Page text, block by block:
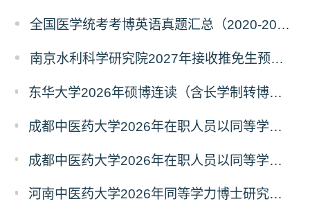
全国医学统考考博英语真题汇总（2020-2026年）
南京水利科学研究院2027年接收推免生预报名公告
东华大学2026年硕博连读（含长学制转博）博士研究生拟录取名单公示
成都中医药大学2026年在职人员以同等学力申请中西医结合博士学术学位招生章程
成都中医药大学2026年在职人员以同等学力申请中医博士专业学位招生章程
河南中医药大学2026年同等学力博士研究生招生拟进入复试人员名单公示